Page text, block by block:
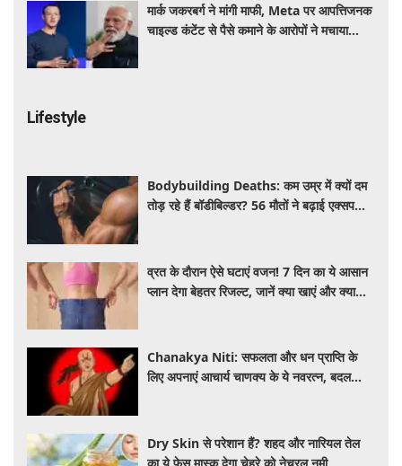
मार्क जकरबर्ग ने मांगी माफी, Meta पर आपत्तिजनक
चाइल्ड कंटेंट से पैसे कमाने के आरोपों ने मचाया
Lifestyle
Bodybuilding Deaths: कम उम्र में क्यों दम
तोड़ रहे हैं बॉडीबिल्डर? 56 मौतों ने बढ़ाई एक्सपर्ट्स
व्रत के दौरान ऐसे घटाएं वजन! 7 दिन का ये आसान
प्लान देगा बेहतर रिजल्ट, जानें क्या खाएं और क्या
Chanakya Niti: सफलता और धन प्राप्ति के
लिए अपनाएं आचार्य चाणक्य के ये नवरत्न, बदल
Dry Skin से परेशान हैं? शहद और नारियल तेल